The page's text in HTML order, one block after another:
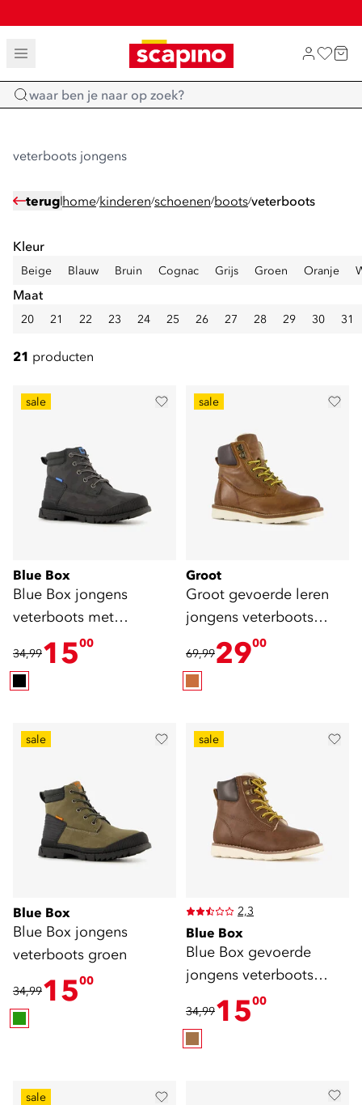
TOT 70% KORTING OP SALE
SHOP NIEUW
Home
veterboots jongens
terug home/kinderen/schoenen/boots/veterboots
Kleur
Beige Blauw Bruin Cognac Grijs Groen Oranje
Maat
20 21 22 23 24 25 26 27 28 29 30 31
21 producten
sale
Blue Box
Blue Box jongens
veterboots met
camouflage zwart
34,991500
sale
Groot
Groot gevoerde leren
jongens veterboots
cognac
69,992900
sale
Blue Box
Blue Box jongens
veterboots groen
34,991500
sale
2,3
Blue Box
Blue Box gevoerde
jongens veterboots
cognac bruin
34,991500
sale